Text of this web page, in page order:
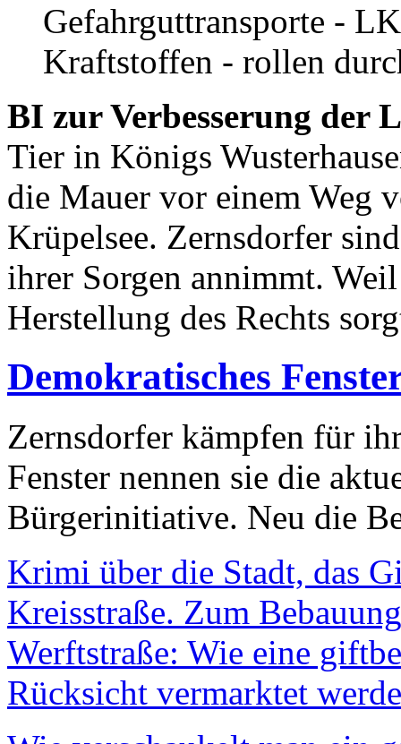
Gefahrguttransporte -
Kraftstoffen - rollen
BI zur Verbesserung der
Tier in Königs
die Mauer vor einem Weg
Krüpelsee. Zernsdorfer
ihrer Sorgen annimmt.
Herstellung des Rechts
Demokratisches
Zernsdorfer kämpfen für
Fenster nennen sie die
Bürgerinitiative. Neu die
Krimi über die Stadt, das
Kreisstraße. Zum
Werftstraße: Wie eine
Rücksicht vermarktet